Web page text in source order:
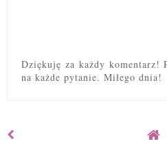
Dziękuję za każdy komentarz!
na każde pytanie. Miłego dnia!